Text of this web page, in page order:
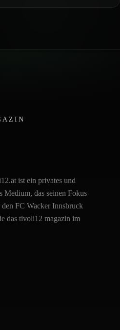
ist ein privates und
Medium, das seinen Fokus
FC Wacker Innsbruck
das tivoli12 magazin im